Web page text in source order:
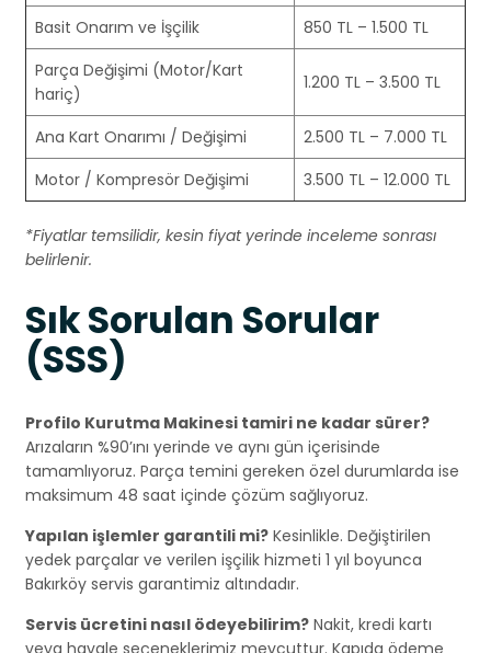
Basit Onarım ve İşçilik
850 TL – 1.500 TL
Parça Değişimi (Motor/Kart
hariç)
1.200 TL – 3.500 TL
Ana Kart Onarımı / Değişimi
2.500 TL – 7.000 TL
Motor / Kompresör Değişimi
3.500 TL – 12.000 TL
*Fiyatlar temsilidir, kesin fiyat yerinde inceleme sonrası
belirlenir.
Sık Sorulan Sorular
(SSS)
Profilo Kurutma Makinesi tamiri ne kadar sürer?
Arızaların %90’ını yerinde ve aynı gün içerisinde
tamamlıyoruz. Parça temini gereken özel durumlarda ise
maksimum 48 saat içinde çözüm sağlıyoruz.
Yapılan işlemler garantili mi? Kesinlikle. Değiştirilen
yedek parçalar ve verilen işçilik hizmeti 1 yıl boyunca
Bakırköy servis garantimiz altındadır.
Servis ücretini nasıl ödeyebilirim? Nakit, kredi kartı
veya havale seçeneklerimiz mevcuttur. Kapıda ödeme